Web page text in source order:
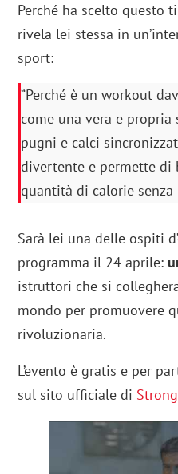
Perché ha scelto questo
rivela lei stessa in
sport:
“Perché è un workout
come una vera e
pugni e calci
divertente e permette di
quantità di calorie senza
Sarà lei una delle ospiti
programma il 24 aprile:
istruttori che si
mondo per promuovere
rivoluzionaria.
L’evento è gratis e per
sul sito ufficiale di